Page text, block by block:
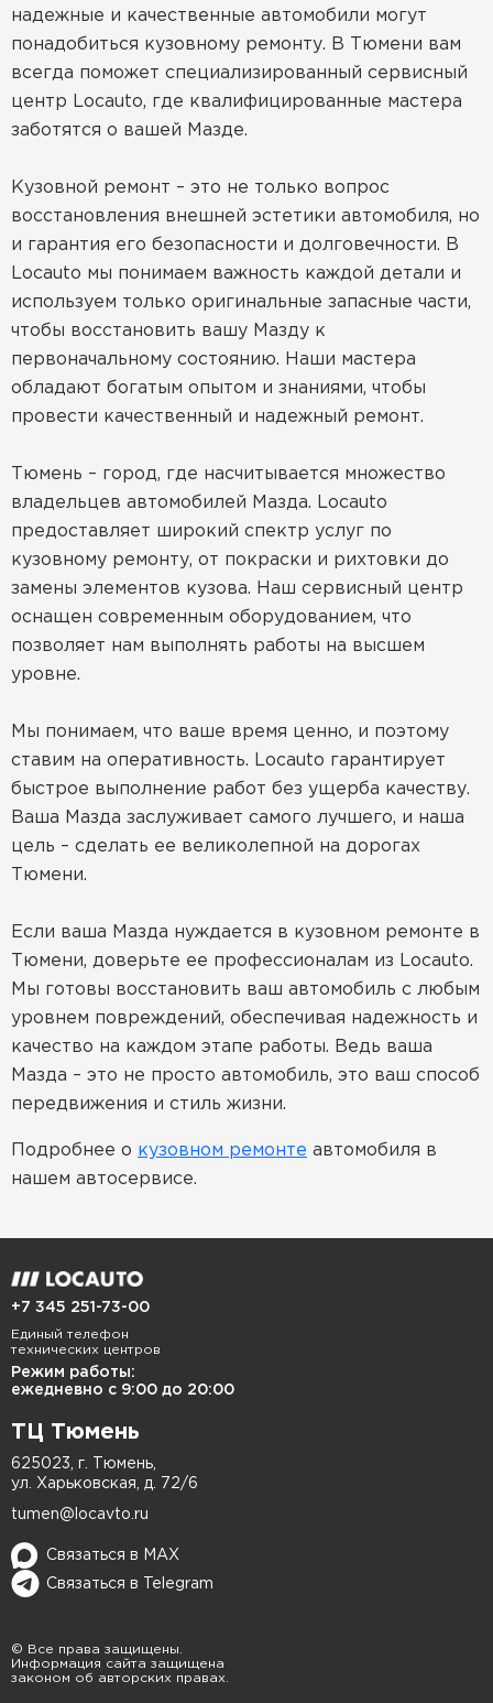
надежные и качественные автомобили могут
понадобиться кузовному ремонту. В Тюмени вам
всегда поможет специализированный сервисный
центр Locauto, где квалифицированные мастера
заботятся о вашей Мазде.
Кузовной ремонт – это не только вопрос
восстановления внешней эстетики автомобиля, но
и гарантия его безопасности и долговечности. В
Locauto мы понимаем важность каждой детали и
используем только оригинальные запасные части,
чтобы восстановить вашу Мазду к
первоначальному состоянию. Наши мастера
обладают богатым опытом и знаниями, чтобы
провести качественный и надежный ремонт.
Тюмень – город, где насчитывается множество
владельцев автомобилей Мазда. Locauto
предоставляет широкий спектр услуг по
кузовному ремонту, от покраски и рихтовки до
замены элементов кузова. Наш сервисный центр
оснащен современным оборудованием, что
позволяет нам выполнять работы на высшем
уровне.
Мы понимаем, что ваше время ценно, и поэтому
ставим на оперативность. Locauto гарантирует
быстрое выполнение работ без ущерба качеству.
Ваша Мазда заслуживает самого лучшего, и наша
цель – сделать ее великолепной на дорогах
Тюмени.
Если ваша Мазда нуждается в кузовном ремонте в
Тюмени, доверьте ее профессионалам из Locauto.
Мы готовы восстановить ваш автомобиль с любым
уровнем повреждений, обеспечивая надежность и
качество на каждом этапе работы. Ведь ваша
Мазда – это не просто автомобиль, это ваш способ
передвижения и стиль жизни.
Подробнее о кузовном ремонте автомобиля в
нашем автосервисе.
+7 345 251-73-00
Единый телефон
технических центров
Режим работы:
ежедневно с 9:00 до 20:00
ТЦ Тюмень
625023, г. Тюмень,
ул. Харьковская, д. 72/6
tumen@locavto.ru
Связаться в MAX
Связаться в Telegram
© Все права защищены.
Информация сайта защищена
законом об авторских правах.